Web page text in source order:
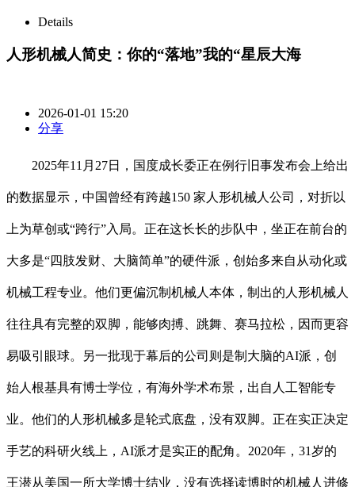
Details
人形机械人简史：你的“落地”我的“星辰大海
2026-01-01 15:20
分享
2025年11月27日，国度成长委正在例行旧事发布会上给出
的数据显示，中国曾经有跨越150 家人形机械人公司，对折以
上为草创或“跨行”入局。正在这长长的步队中，坐正在前台的
大多是“四肢发财、大脑简单”的硬件派，创始多来自从动化或
机械工程专业。他们更偏沉制机械人本体，制出的人形机械人
往往具有完整的双脚，能够肉搏、跳舞、赛马拉松，因而更容
易吸引眼球。另一批现于幕后的公司则是制大脑的AI派，创
始人根基具有博士学位，有海外学术布景，出自人工智能专
业。他们的人形机械多是轮式底盘，没有双脚。正在实正决定
手艺的科研火线上，AI派才是实正的配角。2020年，31岁的
王潜从美国一所大学博士结业，没有选择读博时的机械人进修